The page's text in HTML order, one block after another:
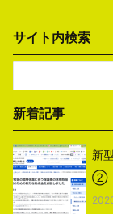
サイト内検索
新着記事
新
②